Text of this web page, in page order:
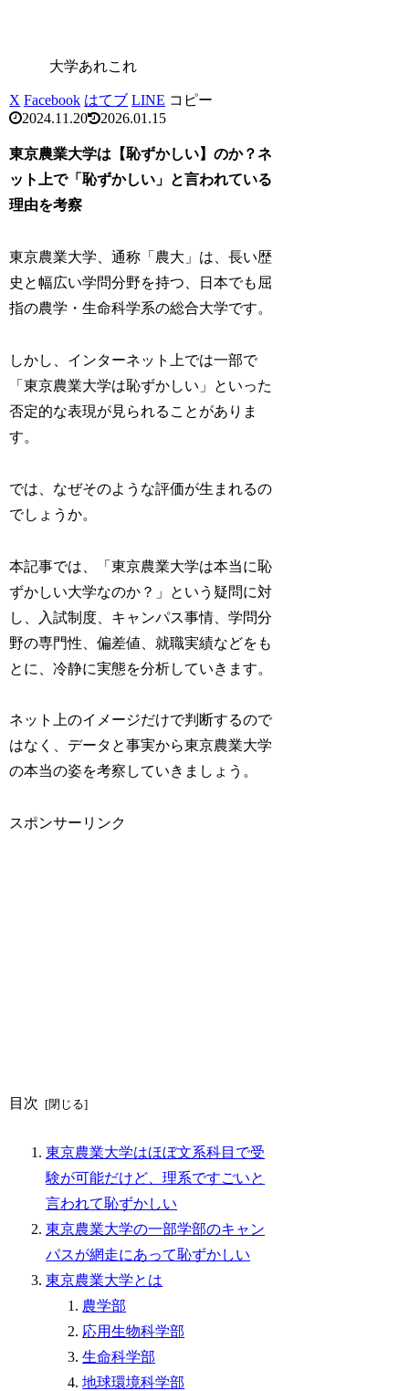
大学あれこれ
X Facebook はてブ LINE コピー
2024.11.20
2026.01.15
東京農業大学は【恥ずかしい】のか？ネ
ット上で「恥ずかしい」と言われている
理由を考察
東京農業大学、通称「農大」は、長い歴
史と幅広い学問分野を持つ、日本でも屈
指の農学・生命科学系の総合大学です。
しかし、インターネット上では一部で
「東京農業大学は恥ずかしい」といった
否定的な表現が見られることがありま
す。
では、なぜそのような評価が生まれるの
でしょうか。
本記事では、「東京農業大学は本当に恥
ずかしい大学なのか？」という疑問に対
し、入試制度、キャンパス事情、学問分
野の専門性、偏差値、就職実績などをも
とに、冷静に実態を分析していきます。
ネット上のイメージだけで判断するので
はなく、データと事実から東京農業大学
の本当の姿を考察していきましょう。
スポンサーリンク
目次
東京農業大学はほぼ文系科目で受
験が可能だけど、理系ですごいと
言われて恥ずかしい
東京農業大学の一部学部のキャン
パスが網走にあって恥ずかしい
東京農業大学とは
農学部
応用生物科学部
生命科学部
地球環境科学部